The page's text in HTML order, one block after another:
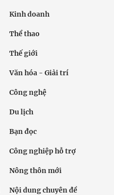
Kinh doanh
Thể thao
Thế giới
Văn hóa - Giải trí
Công nghệ
Du lịch
Bạn đọc
Công nghiệp hỗ trợ
Nông thôn mới
Nội dung chuyên đề